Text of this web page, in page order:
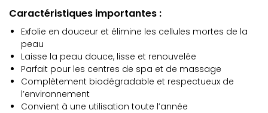
Caractéristiques importantes :
Exfolie en douceur et élimine les cellules mortes de la
peau
Laisse la peau douce, lisse et renouvelée
Parfait pour les centres de spa et de massage
Complètement biodégradable et respectueux de
l’environnement
Convient à une utilisation toute l’année